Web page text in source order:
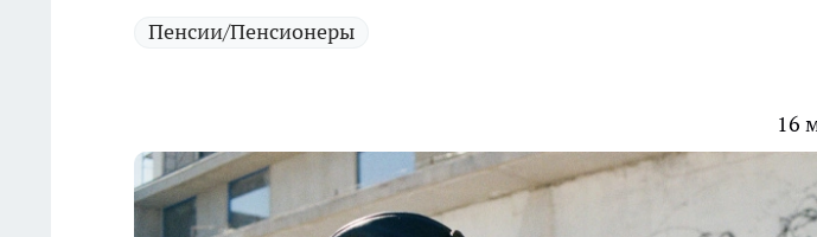
Пенсии/Пенсионеры
16